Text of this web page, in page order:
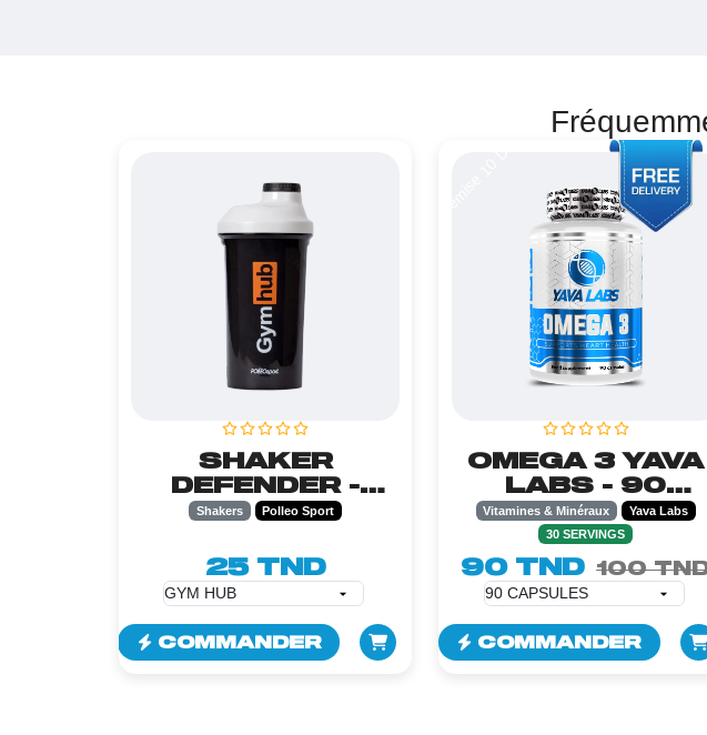
SHAKER
DEFENDER -
600ML
Shakers Polleo Sport
25 TND
COMMANDER
OMEGA 3 YAVA
LABS - 90
CAPSULES
Vitamines & Minéraux
Yava Labs
30 SERVINGS
90 TND 100
COMMANDER